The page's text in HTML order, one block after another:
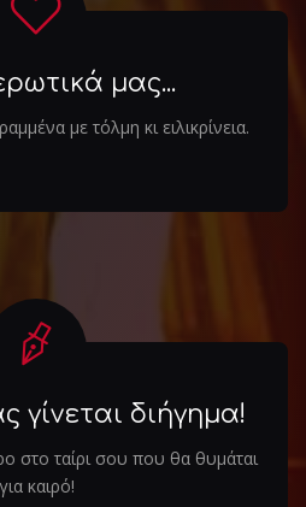
μας...
με τόλμη κι ειλικρίνεια.
γίνεται διήγημα!
στο ταίρι σου που θα θυμάται
για καιρό!